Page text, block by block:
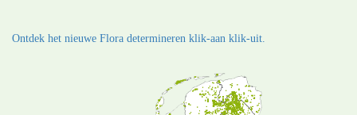
Ontdek het nieuwe Flora determineren klik-aan klik-uit.